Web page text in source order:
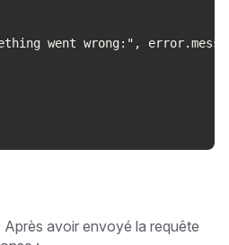
went wrong:",
Après avoir envoyé la requête